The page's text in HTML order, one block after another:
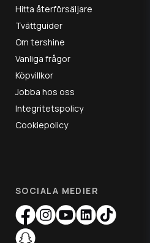
Hitta återförsäljare
Tvättguider
Om tershine
Vanliga frågor
Köpvillkor
Jobba hos oss
Integritetspolicy
Cookiepolicy
SOCIALA MEDIER